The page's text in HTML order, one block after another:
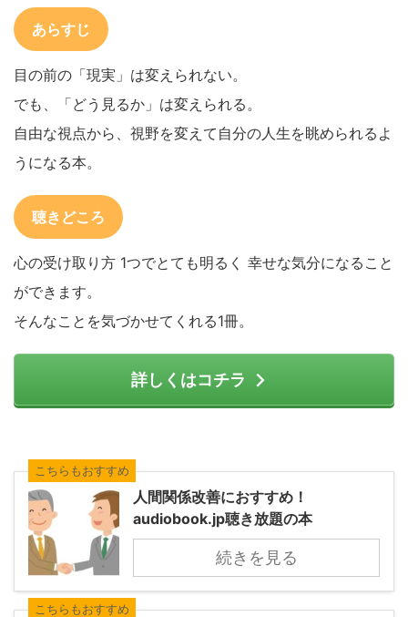
あらすじ
目の前の「現実」は変えられない。
でも、「どう見るか」は変えられる。
自由な視点から、視野を変えて自分の人生を眺められるよ
うになる本。
聴きどころ
心の受け取り方 1つでとても明るく 幸せな気分になること
ができます。
そんなことを気づかせてくれる1冊。
詳しくはコチラ
こちらもおすすめ
人間関係改善におすすめ！
audiobook.jp聴き放題の本
続きを見る
こちらもおすすめ